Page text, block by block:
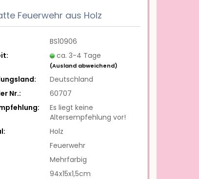
Feuerwehr aus Holz
BS10906
ca. 3-4 Tage
(Ausland abweichend)
Deutschland
Nr.:
60707
Es liegt keine
Altersempfehlung vor!
Holz
Feuerwehr
Mehrfarbig
94x15x1,5cm